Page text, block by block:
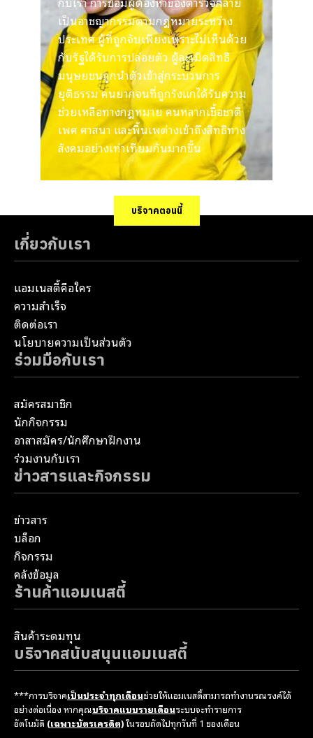
เป็นอาชญากรรมตามกฎหมายระหว่าง
ประเทศ ผู้ที่ถูกจับเพียงเพราะไม่เห็นด้วย
กับรัฐได้รับการปล่อยตัว ผู้ละเมิดสิทธิ
มนุษยชนถูกนำตัวเข้าสู่กระบวนการ
ยุติธรรม คนยากจนที่ถูกรังแกได้รับความ
ช่วยเหลือทางกฎหมาย คนหลากเชื้อชาติ
เพศ ศาสนา และพื้นเพต่างเข้าถึงสิทธิทาง
สังคมอย่างเท่าเทียมกันมากขึ้น
บริจาคตอนนี้
เกี่ยวกับเรา
แอมเนสตี้คือใคร
ความสำเร็จ
ติดต่อเรา
นโยบายความเป็นส่วนตัว
ร่วมมือกับเรา
สมัครสมาชิก
นักกิจกรรม
อาสาสมัคร/นักศึกษาฝึกงาน
ร่วมงานกับเรา
ข่าวสารและกิจกรรม
ข่าวสาร
บล็อก
กิจกรรม
คลังข้อมูล
ร้านค้าแอมเนสตี้
สินค้าระดมทุน
บริจาคสนับสนุนแอมเนสตี้
***การบริจาคเป็นประจำทุกเดือนช่วยให้แอมเนสตี้สามารถทำงานรณรงค์ได้
อย่างต่อเนื่อง หากคุณบริจาคแบบรายเดือนระบบจะทำรายการ
อัตโนมัติ (เฉพาะบัตรเครดิต)ในรอบถัดไปทุกวันที่ 1 ของเดือน